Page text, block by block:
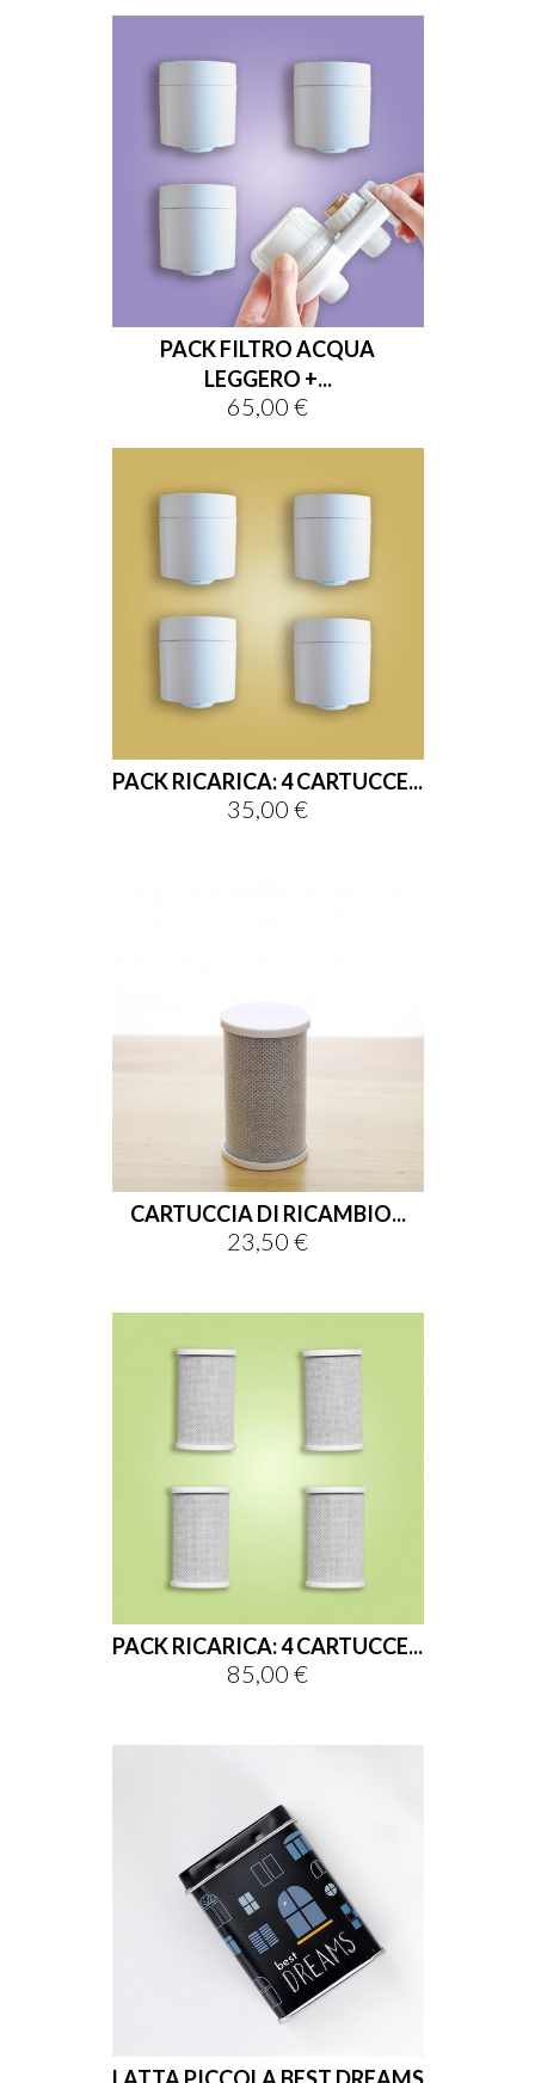
PACK FILTRO ACQUA
LEGGERO +...
Prezzo
65,00 €
PACK RICARICA: 4 CARTUCCE...
Prezzo
35,00 €
CARTUCCIA DI RICAMBIO...
Prezzo
23,50 €
PACK RICARICA: 4 CARTUCCE...
Prezzo
85,00 €
LATTA PICCOLA BEST DREAMS